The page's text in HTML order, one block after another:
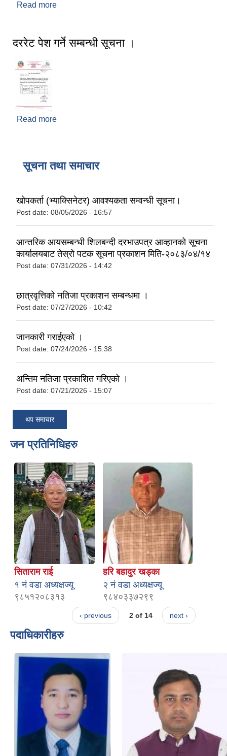
Read more
दररेट पेश गर्ने सम्बन्धी सूचना ।
Read more
सूचना तथा समाचार
खोपकर्ता (भ्याक्सिनेटर) आवश्यकता सम्वन्धी सूचना।
Post date: 08/05/2026 - 16:57
आन्तरिक आयसम्बन्धी शिलबन्दी दरभाउपत्र आव्हानको सूचना
कार्यालयबाट तेस्रो पटक सूचना प्रकाशन मिति-२०८३/०४/१४
Post date: 07/31/2026 - 14:42
छात्रवृत्तिको नतिजा प्रकाशन सम्बन्धमा ।
Post date: 07/27/2026 - 10:42
जानकारी गराईएको ।
Post date: 07/24/2026 - 15:38
अन्तिम नतिजा प्रकाशित गरिएको ।
Post date: 07/21/2026 - 15:07
थप समाचार
जन प्रतिनिधिहरु
सिताराम राई
१ नं वडा अध्यक्षज्यू
९८५१२०८३१३
हरि बहादुर खड्का
२ नं वडा अध्यक्षज्यू
९८४०३३७२९९
‹ previous 2 of 14 next ›
पदाधिकारीहरु